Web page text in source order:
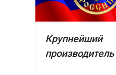
Крупнейший